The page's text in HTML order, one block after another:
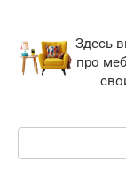
контенту
Здесь
про
Поиск: